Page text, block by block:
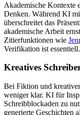
Akademische Kontexte
Denken. Während KI
überschreitet das
akademische Arbeit
Zitierfunktionen wie
Verifikation ist essentiell.
Kreatives
Bei Fiktion und
weniger klar. KI für
Schreibblockaden zu
generierte Geschichten